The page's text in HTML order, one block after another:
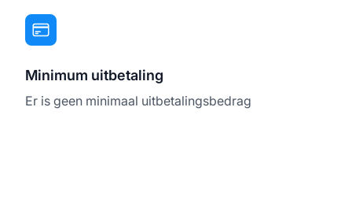
Minimum uitbetaling
Er is geen minimaal uitbetalingsbedrag